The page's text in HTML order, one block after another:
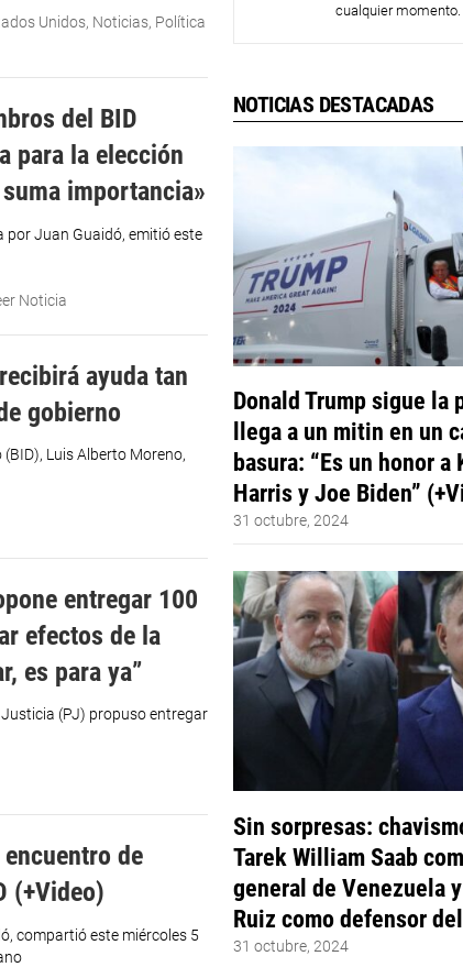
Unidos, Noticias, Política
del BID
para la elección
importancia»
por Juan Guaidó, emitió este
Noticia
ayuda tan
gobierno
Luis Alberto Moreno,
entregar 100
efectos de la
es para ya”
(PJ) propuso entregar
encuentro de
(+Video)
compartió este miércoles 5
cualquier momento.
NOTICIAS DESTACADAS
Donald Trump sigue la
llega a un mitin en un
basura: “Es un honor a
Harris y Joe Biden”
31 octubre, 2024
Sin sorpresas:
Tarek William Saab
general de Venezuela
Ruiz como defensor
31 octubre, 2024